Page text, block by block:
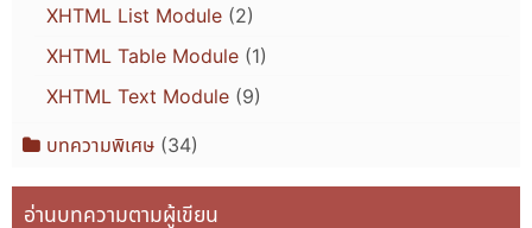
XHTML List Module(2)
XHTML Table Module(1)
XHTML Text Module(9)
บทความพิเศษ(34)
อ่านบทความตามผู้เขียน